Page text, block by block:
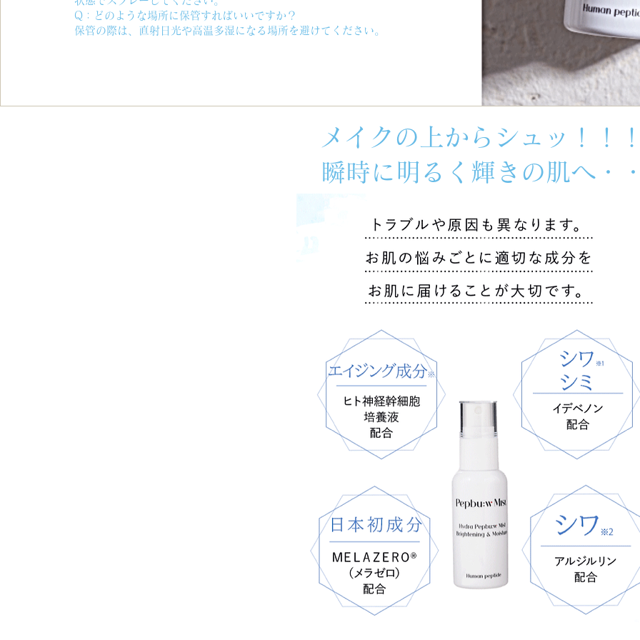
Q：どのような場所に保管すればいいですか？
保管の際は、直射日光や高温多湿になる場所を避けてください。
メイクの上からシュッ！！
瞬時に明るく輝きの肌へ・